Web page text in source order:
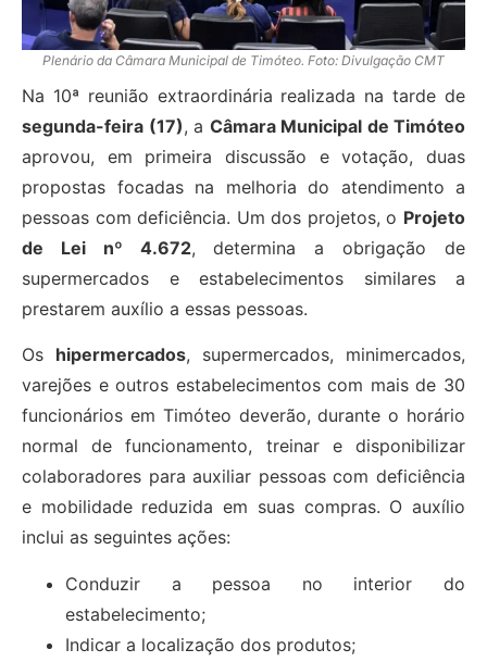
Plenário da Câmara Municipal de Timóteo. Foto: Divulgação CMT
Na 10ª reunião extraordinária realizada na tarde de
segunda-feira (17), a Câmara Municipal de Timóteo
aprovou, em primeira discussão e votação, duas
propostas focadas na melhoria do atendimento a
pessoas com deficiência. Um dos projetos, o Projeto
de Lei nº 4.672, determina a obrigação de
supermercados e estabelecimentos similares a
prestarem auxílio a essas pessoas.
Os hipermercados, supermercados, minimercados,
varejões e outros estabelecimentos com mais de 30
funcionários em Timóteo deverão, durante o horário
normal de funcionamento, treinar e disponibilizar
colaboradores para auxiliar pessoas com deficiência
e mobilidade reduzida em suas compras. O auxílio
inclui as seguintes ações:
Conduzir a pessoa no interior do
estabelecimento;
Indicar a localização dos produtos;